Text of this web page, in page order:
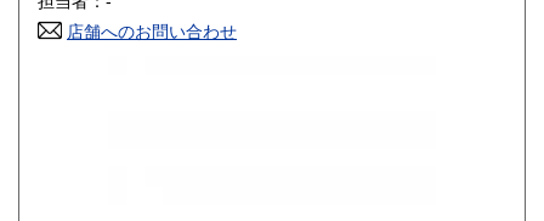
高知県 800円
店舗へのお問い合わせ